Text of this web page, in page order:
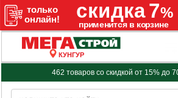
КУНГУР
462 товаров со скидкой от 15% до